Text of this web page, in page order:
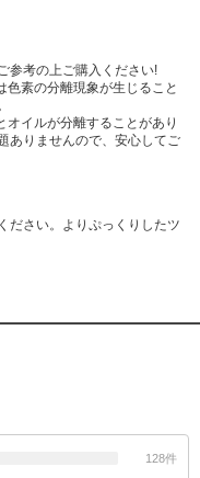
参考の上ご購入ください!
素の分離現象が生じること
イルが分離することがあり
ありませんので、安心してご
ださい。よりぷっくりしたツ
128件